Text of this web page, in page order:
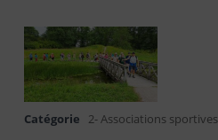
Catégorie
2- Associations sportives